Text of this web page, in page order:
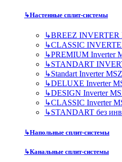
↳Настенные сплит-системы
↳BREEZ INVERTER
↳CLASSIC
↳PREMIUM Inverter
↳STANDART
↳Standart Inverter
↳DELUXE Inverter
↳DESIGN Inverter
↳CLASSIC Inverter
↳STANDART без
↳Напольные сплит-системы
↳Канальные сплит-системы